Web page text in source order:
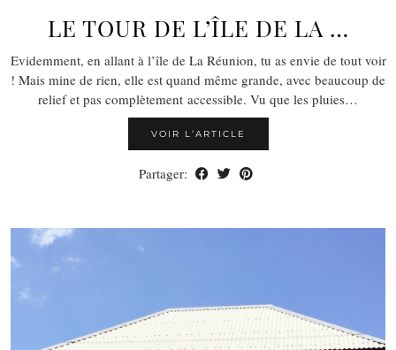
LE TOUR DE L’ÎLE DE LA …
Evidemment, en allant à l’île de La Réunion, tu as envie de tout voir
! Mais mine de rien, elle est quand même grande, avec beaucoup de
relief et pas complètement accessible. Vu que les pluies…
VOIR L’ARTICLE
Partager: